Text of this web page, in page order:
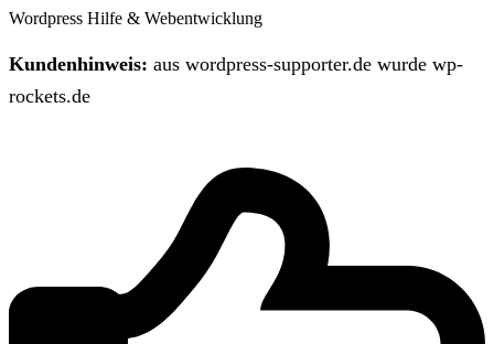
Wordpress Hilfe & Webentwicklung
Kundenhinweis: aus wordpress-supporter.de wurde wp-
rockets.de